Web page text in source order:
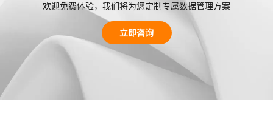
欢迎免费体验，我们将为您定制专属数据管理方案
立即咨询